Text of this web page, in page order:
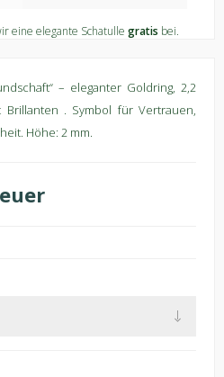
eine elegante Schatulle gratis bei.
– eleganter Goldring, 2,2
. Symbol für Vertrauen,
Höhe: 2 mm.